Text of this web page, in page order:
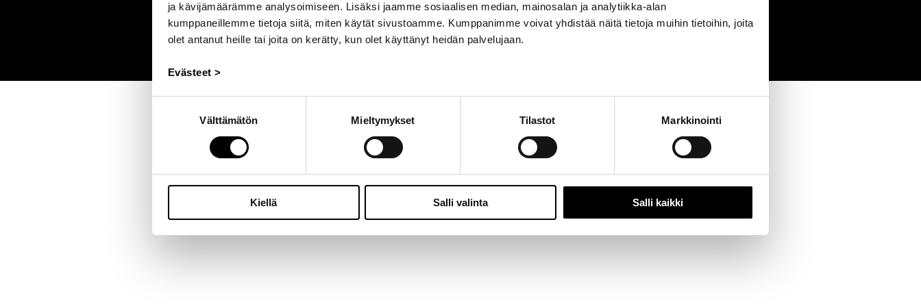
ja kävijämäärämme analysoimiseen. Lisäksi jaamme sosiaalisen median, mainosalan ja analytiikka-alan
kumppaneillemme tietoja siitä, miten käytät sivustoamme. Kumppanimme voivat yhdistää näitä tietoja muihin tietoihin, joita
olet antanut heille tai joita on kerätty, kun olet käyttänyt heidän palvelujaan.
Evästeet >
Välttämätön Mieltymykset Tilastot Markkinointi
Kiellä Salli valinta Salli kaikki
Jalasjärvi: Hallitie 1, 61600 Jalasjärvi | Avoinna: Ma-Pe 8:00 – 16:00 |06 457 5060
© 2024 - Seitoy Oy | Desing by
KOKO-Markkinointi